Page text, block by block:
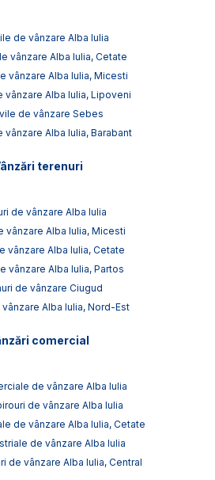
de vânzare Alba Iulia
vânzare Alba Iulia, Cetate
vânzare Alba Iulia, Micesti
vânzare Alba Iulia, Lipoveni
de vânzare Sebes
vânzare Alba Iulia, Barabant
terenuri
de vânzare Alba Iulia
vânzare Alba Iulia, Micesti
vânzare Alba Iulia, Cetate
vânzare Alba Iulia, Partos
de vânzare Ciugud
Alba Iulia, Nord-Est
comercial
de vânzare Alba Iulia
de vânzare Alba Iulia
de vânzare Alba Iulia, Cetate
de vânzare Alba Iulia
de vânzare Alba Iulia, Central